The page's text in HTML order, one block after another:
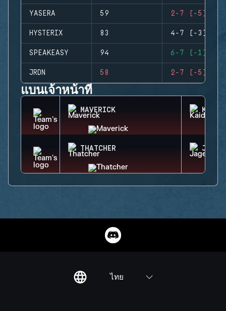
YASERA 59 2-7 (-5)
HYSTERIX 83 4-7 (-3)
SPEAKEASY 94 6-7 (-1)
JRDN 58 2-7 (-5)
แบนเจ้าหน้าที่
MAVERICK KAID
THATCHER JAGER
ไทย